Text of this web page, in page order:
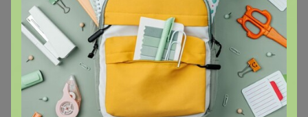
ФЛИС
2 061р
Женские джинсы F`FIVE
19846-Warm